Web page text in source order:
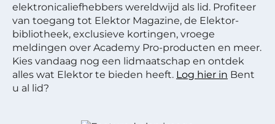
elektronicaliefhebbers wereldwijd als lid. Profiteer
van toegang tot Elektor Magazine, de Elektor-
bibliotheek, exclusieve kortingen, vroege
meldingen over Academy Pro-producten en meer.
Kies vandaag nog een lidmaatschap en ontdek
alles wat Elektor te bieden heeft. Log hier in Bent
u al lid?